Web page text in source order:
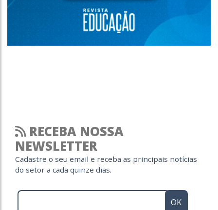
RECEBA NOSSA
NEWSLETTER
Cadastre o seu email e receba as principais notícias
do setor a cada quinze dias.